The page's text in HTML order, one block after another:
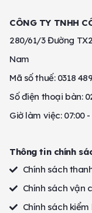
CÔNG TY TNHH
280/61/3 Đường
Nam
Mã số thuế: 0318
Số điện thoại bàn:
Giờ làm việc: 07:00
Thông tin chính
Chính sách
Chính sách vận
Chính sách kiểm